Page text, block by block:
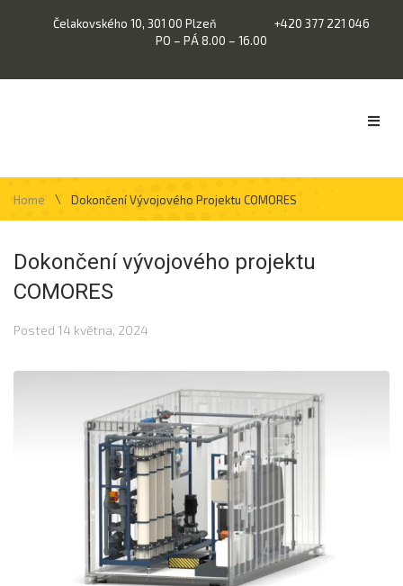
Čelakovského 10, 301 00 Plzeň
+420 377 221 046
PO – PÁ 8.00 – 16.00
Home \ Dokončení Vývojového Projektu COMORES
Dokončení vývojového projektu
COMORES
Posted 14 května, 2024